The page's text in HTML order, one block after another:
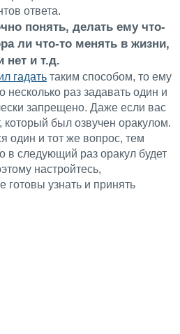
ответа.
понять, делать ему что-
ли что-то менять в жизни,
нет и т.д.
гадать таким способом, то ему
несколько раз задавать один и
запрещено. Даже если вас
который был озвучен оракулом.
один и тот же вопрос, тем
в следующий раз оракул будет
настройтесь,
готовы узнать и принять